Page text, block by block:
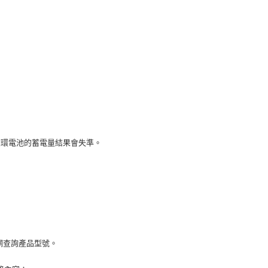
先享後付」時，將依據個別帳號之用戶狀況，依本公司
不同之上限額度；若仍有額度不足之情形，本公司將視審查
電池的蓄電量結果會失準。
詢產品型號。